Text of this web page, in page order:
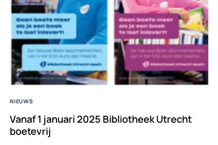
NIEUWS
Vanaf 1 januari 2025 Bibliotheek Utrecht
boetevrij